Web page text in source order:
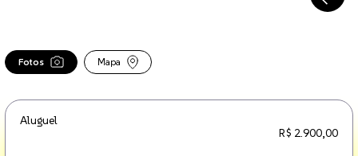
Fotos Mapa
Aluguel
R$ 2.900,00